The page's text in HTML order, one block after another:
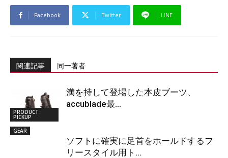
Facebook Twitter LINE
関連記事 同一著者
PRODUCT
PICKUP
満を持して登場した本皮ブーツ、
accublade最...
GEAR
ソフトに確実に足首をホールドするフ
リースタイル用ト...